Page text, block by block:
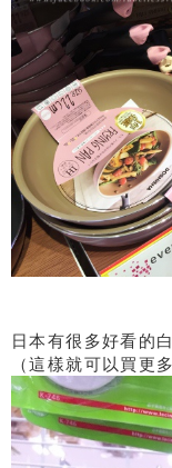
日本有很多好看的
（這樣就可以買更